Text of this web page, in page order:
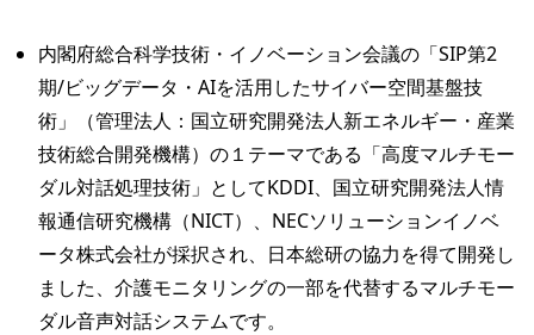
内閣府総合科学技術・イノベーション会議の「SIP第2
期/ビッグデータ・AIを活用したサイバー空間基盤技
術」（管理法人：国立研究開発法人新エネルギー・産業
技術総合開発機構）の１テーマである「高度マルチモー
ダル対話処理技術」としてKDDI、国立研究開発法人情
報通信研究機構（NICT）、NECソリューションイノベ
ータ株式会社が採択され、日本総研の協力を得て開発し
ました、介護モニタリングの一部を代替するマルチモー
ダル音声対話システムです。